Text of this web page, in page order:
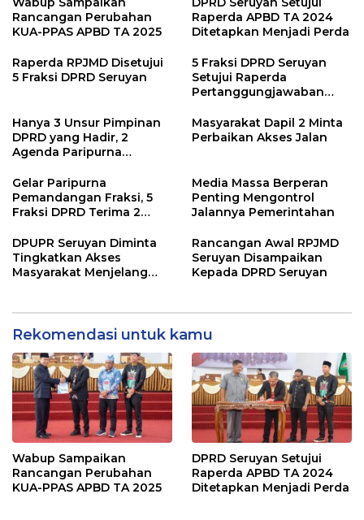
Rancangan Perubahan
KUA-PPAS APBD TA 2025
Raperda APBD TA 2024
Ditetapkan Menjadi Perda
Raperda RPJMD Disetujui
5 Fraksi DPRD Seruyan
5 Fraksi DPRD Seruyan
Setujui Raperda
Pertanggungjawaban
2024
Hanya 3 Unsur Pimpinan
DPRD yang Hadir, 2
Agenda Paripurna
Masyarakat Dapil 2 Minta
Perbaikan Akses Jalan
Gelar Paripurna
Pemandangan Fraksi, 5
Fraksi DPRD Terima 2
Media Massa Berperan
Penting Mengontrol
Jalannya Pemerintahan
DPUPR Seruyan Diminta
Tingkatkan Akses
Masyarakat Menjelang
Rancangan Awal RPJMD
Seruyan Disampaikan
Kepada DPRD Seruyan
Rekomendasi untuk kamu
Wabup Sampaikan
Rancangan Perubahan
KUA-PPAS APBD TA 2025
DPRD Seruyan Setujui
Raperda APBD TA 2024
Ditetapkan Menjadi Perda